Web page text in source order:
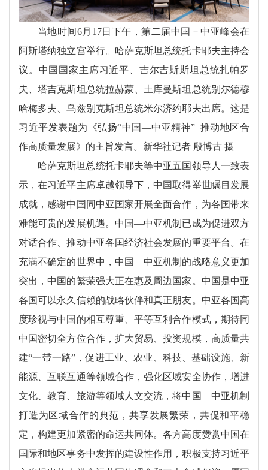
当地时间6月17日下午，第二届中国－中亚峰会在
阿斯塔纳独立宫举行。哈萨克斯坦总统托卡耶夫主持会
议。中国国家主席习近平、吉尔吉斯斯坦总统扎帕罗
夫、塔吉克斯坦总统拉赫蒙、土库曼斯坦总统别尔德穆
哈梅多夫、乌兹别克斯坦总统米尔济约耶夫出席。这是
习近平发表题为《弘扬“中国—中亚精神” 推动地区合
作高质量发展》的主旨发言。新华社记者 殷博古 摄
哈萨克斯坦总统托卡耶夫等中亚五国领导人一致表
示，在习近平主席卓越领导下，中国取得举世瞩目发展
成就，感谢中国同中亚国家开展全面合作，为各国带来
难能可贵的发展机遇。中国—中亚机制已成为促进双方
对话合作、推动中亚各国经济社会发展的重要平台。在
充满不确定的世界中，中国—中亚机制的战略意义更加
突出，中国的繁荣强大正在惠及周边国家。中国是中亚
各国可以永久信赖的战略伙伴和真正朋友。中亚各国高
度珍视与中国的相互尊重、平等互利合作模式，期待同
中国密切全方位合作，扩大贸易、投资规模，高质量共
建“一带一路”，促进工业、农业、科技、基础设施、新
能源、互联互通等领域合作，强化区域安全协作，增进
文化、教育、旅游等领域人文交流，将中国—中亚机制
打造为区域合作的典范，共享发展繁荣，共促和平稳
定，构建更加紧密的命运共同体。各方高度赞赏中国在
国际和地区事务中发挥的建设性作用，积极支持习近平